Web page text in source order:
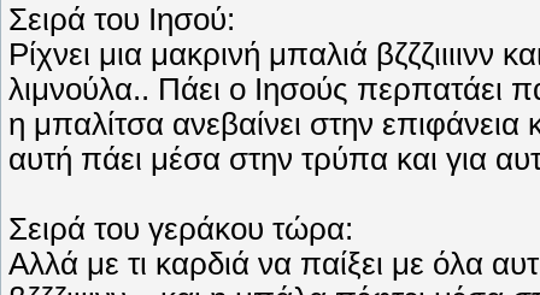
Σειρά του Ιησού:
Ρίχνει μια μακρινή μπαλιά
λιμνούλα.. Πάει ο Ιησούς περπατάει
η μπαλίτσα ανεβαίνει στην επιφάνεια
αυτή πάει μέσα στην τρύπα και για
Σειρά του γεράκου τώρα:
Αλλά με τι καρδιά να παίξει με όλα